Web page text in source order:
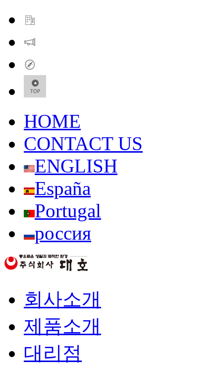
HOME
CONTACT US
ENGLISH
España
Portugal
россия
회사소개
제품소개
대리점